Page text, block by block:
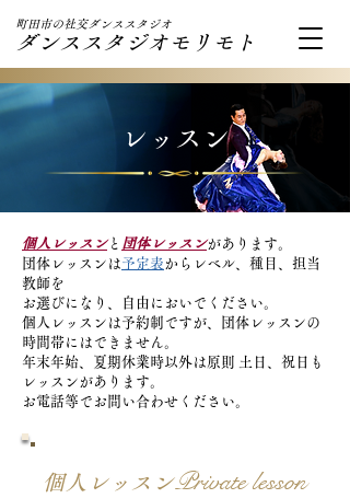
町田市の社交ダンススタジオ
ダンススタジオモリモト
レッスン
個人レッスンと 団体レッスンがあります。
団体レッスンは予定表 からレベル、種目、担当
教師を
お選びになり、自由においでください。
個人レッスンは予約制ですが、団体レッスンの
時間帯にはできません。
年末年始、夏期休業時以外は原則 土日、祝日も
レッスンがあります。
お電話等でお問い合わせください。
個人レッスンPrivate lesson